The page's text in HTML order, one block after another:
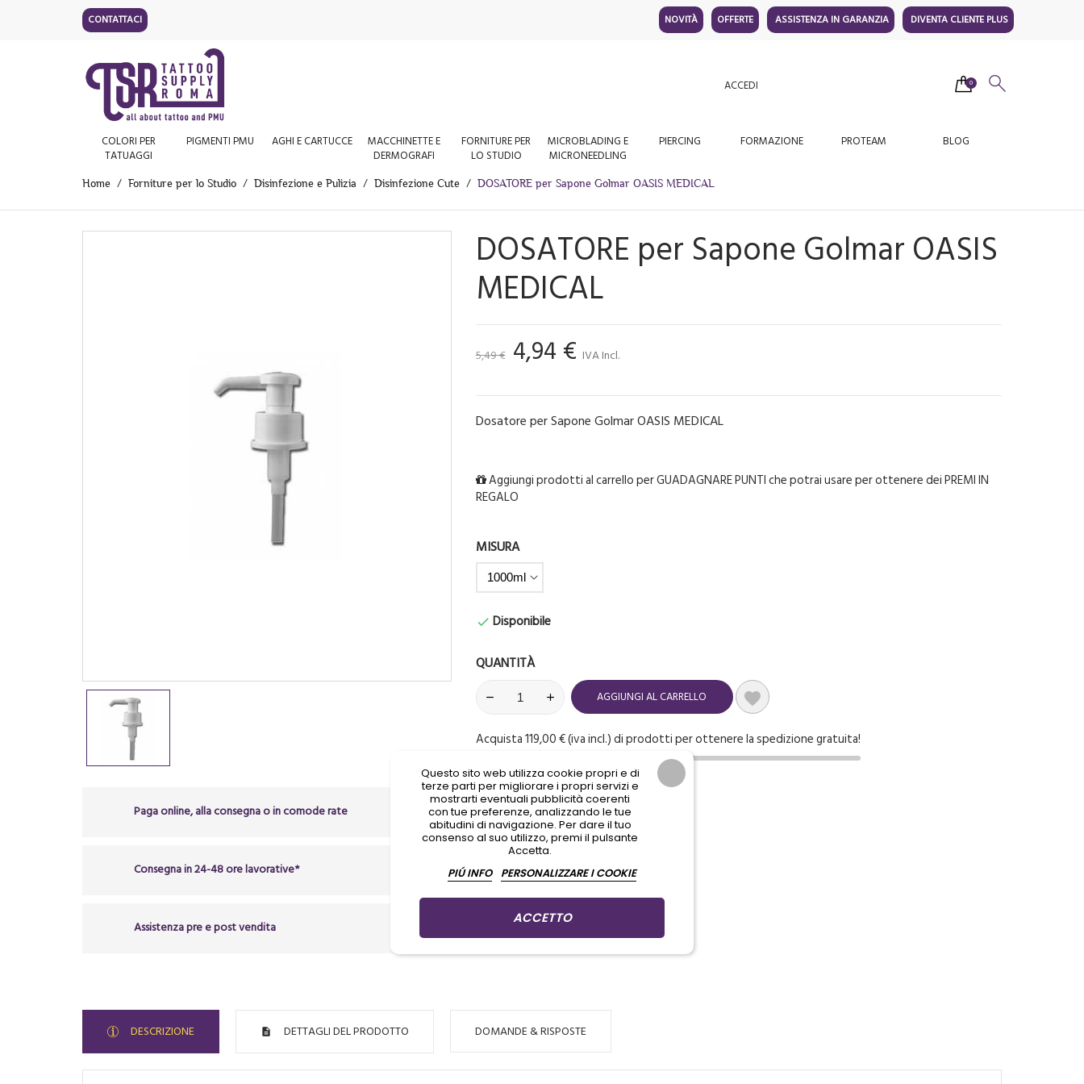
CONTATTACI NOVITÀ OFFERTE ASSISTENZA IN GARANZIA DIVENTA CLIENTE PLUS
ACCEDI 0
COLORI PER
TATUAGGI
PIGMENTI PMU AGHI E CARTUCCE
MACCHINETTE E
DERMOGRAFI
FORNITURE PER
LO STUDIO
MICROBLADING E
MICRONEEDLING
PIERCING FORMAZIONE PROTEAM BLOG
Home Forniture per lo Studio Disinfezione e Pulizia Disinfezione Cute DOSATORE per Sapone Golmar OASIS MEDICAL
Paga online, alla consegna o in comode rate
Consegna in 24-48 ore lavorative*
Assistenza pre e post vendita
DOSATORE per Sapone Golmar OASIS
MEDICAL
5,49 € 4,94 € IVA Incl.
Dosatore per Sapone Golmar OASIS MEDICAL
Aggiungi prodotti al carrello per GUADAGNARE PUNTI che potrai usare per ottenere dei PREMI IN
REGALO
MISURA
 Disponibile
QUANTITÀ
AGGIUNGI AL CARRELLO 
Acquista 119,00 € (iva incl.) di prodotti per ottenere la spedizione gratuita!
DESCRIZIONE DETTAGLI DEL PRODOTTO DOMANDE & RISPOSTE
Questo sito web utilizza cookie propri e di
terze parti per migliorare i propri servizi e
mostrarti eventuali pubblicità coerenti
con tue preferenze, analizzando le tue
abitudini di navigazione. Per dare il tuo
consenso al suo utilizzo, premi il pulsante
Accetta.
PIÚ INFO
PERSONALIZZARE I COOKIE
ACCETTO